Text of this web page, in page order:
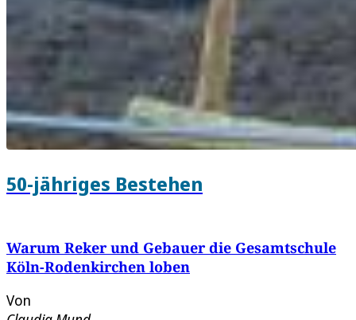
50-jähriges Bestehen
Warum Reker und Gebauer die Gesamtschule
Köln-Rodenkirchen loben
Von